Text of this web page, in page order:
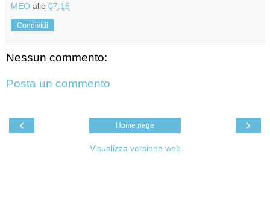
MEO alle 07:16
Condividi
Nessun commento:
Posta un commento
‹ ›
Home page
Visualizza versione web